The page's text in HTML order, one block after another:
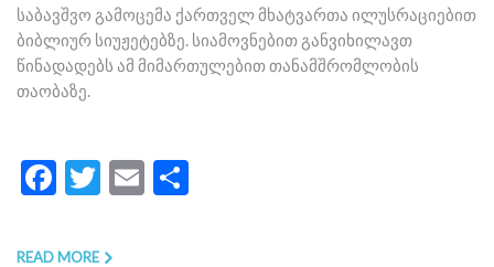
საბავშვო გამოცემა ქართველ მხატვართა ილუსრაციებით
ბიბლიურ სიუჟეტებზე. სიამოვნებით განვიხილავთ
წინადადებს ამ მიმართულებით თანამშრომლობის
თაობაზე.
Facebook
Twitter
Email
READ MORE